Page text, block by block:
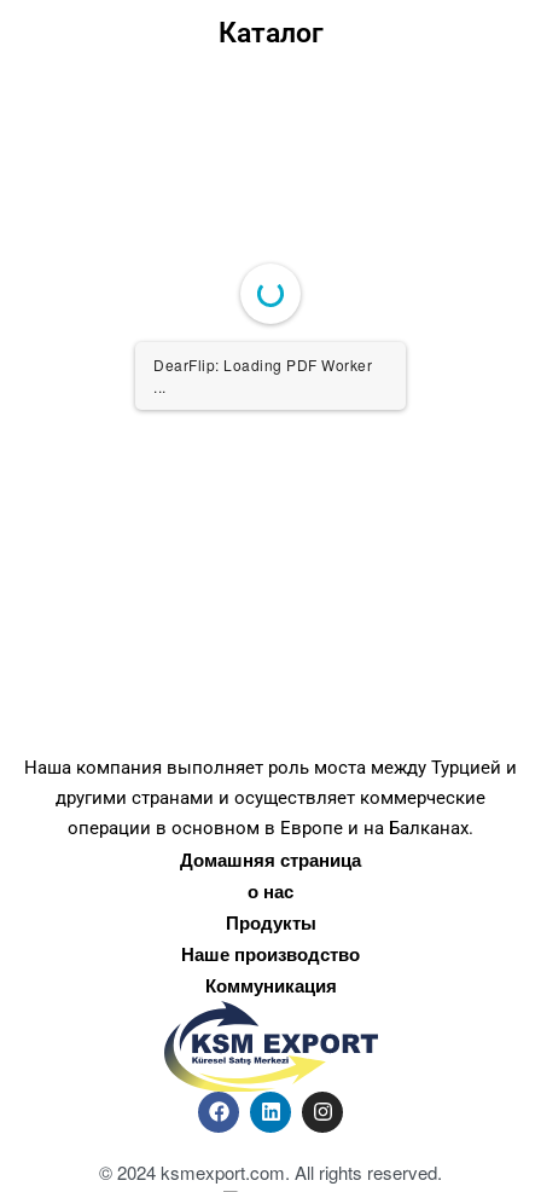
Каталог
DearFlip: Loading PDF Worker
...
Наша компания выполняет роль моста между Турцией и
другими странами и осуществляет коммерческие
операции в основном в Европе и на Балканах.
Домашняя страница
о нас
Продукты
Наше производство
Коммуникация
© 2024 ksmexport.com. All rights reserved.